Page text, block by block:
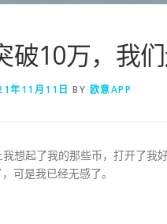
破10万，我
年11月11日 BY 欧意APP
想起了我的那些币，打开了我
可是我已经无感了。